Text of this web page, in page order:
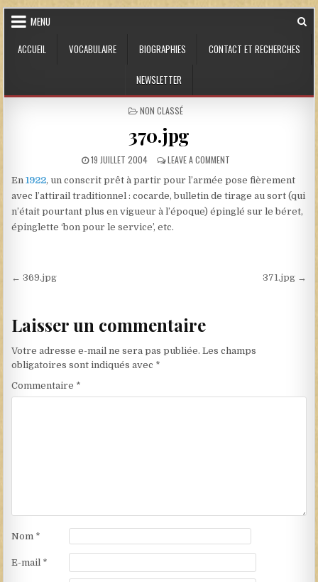
Skip to content
MENU
ACCUEIL
VOCABULAIRE BIOGRAPHIES CONTACT ET RECHERCHES
NEWSLETTER
POSTED IN
NON CLASSÉ
370.jpg
PUBLISHED DATE:
19 JUILLET 2004 LEAVE A COMMENTON 370.JPG
En1922, un conscrit prêt à partir pour l’armée pose fièrement
avec l’attirail traditionnel : cocarde, bulletin de tirage au sort (qui
n’était pourtant plus en vigueur à l’époque) épinglé sur le béret,
épinglette ‘bon pour le service’, etc.
Navigation de l’article
← 369.jpg 371.jpg →
Laisser un commentaire
Votre adresse e-mail ne sera pas publiée. Les champs
obligatoires sont indiqués avec *
Commentaire *
Nom *
E-mail *